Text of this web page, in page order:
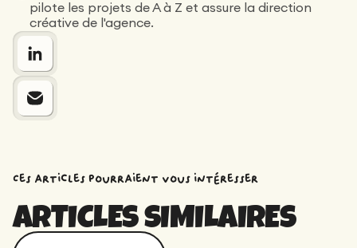
pilote les projets de A à Z et assure la direction
créative de l'agence.
Ces articles pourraient vous intéresser
ARTICLES SIMILAIRES